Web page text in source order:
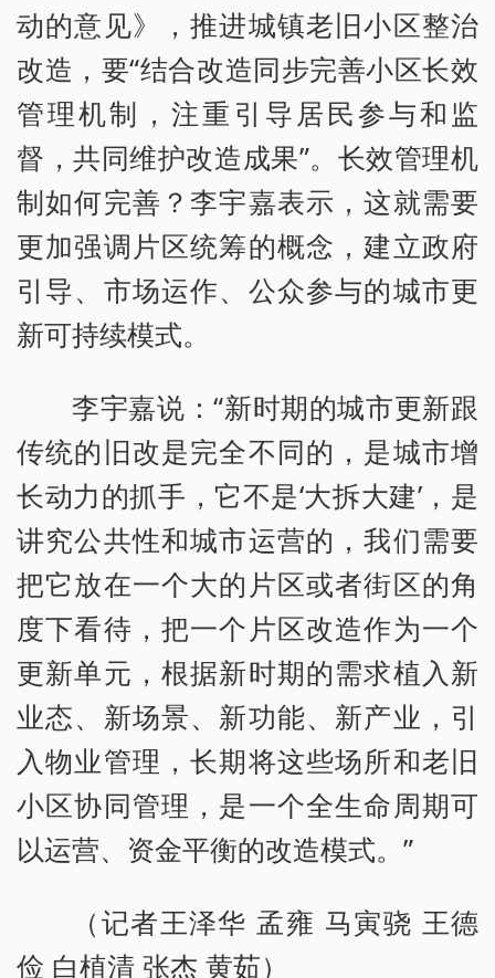
动的意见》，推进城镇老旧小区整治
改造，要“结合改造同步完善小区长效
管理机制，注重引导居民参与和监
督，共同维护改造成果”。长效管理机
制如何完善？李宇嘉表示，这就需要
更加强调片区统筹的概念，建立政府
引导、市场运作、公众参与的城市更
新可持续模式。
李宇嘉说：“新时期的城市更新跟
传统的旧改是完全不同的，是城市增
长动力的抓手，它不是‘大拆大建’，是
讲究公共性和城市运营的，我们需要
把它放在一个大的片区或者街区的角
度下看待，把一个片区改造作为一个
更新单元，根据新时期的需求植入新
业态、新场景、新功能、新产业，引
入物业管理，长期将这些场所和老旧
小区协同管理，是一个全生命周期可
以运营、资金平衡的改造模式。”
（记者王泽华 孟雍 马寅骁 王德
俭 白植清 张杰 黄茹）